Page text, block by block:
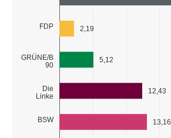
FDP
GRÜNE/B
90
Die
Linke
BSW
2,19
5,12
12,43
13,16